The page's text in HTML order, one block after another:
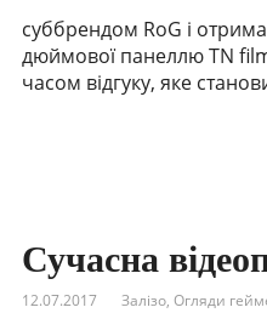
суббрендом RoG і
дюймової панеллю TN film
часом відгуку, яке
Сучасна
12.07.2017 Залізо, Огляди